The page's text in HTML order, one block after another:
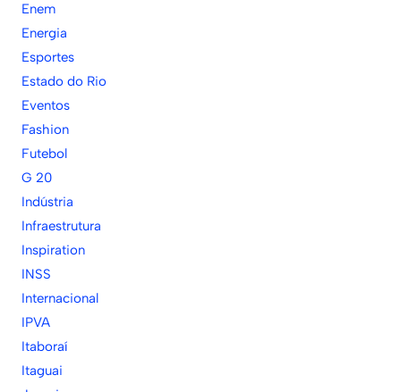
Enem
Energia
Esportes
Estado do Rio
Eventos
Fashion
Futebol
G 20
Indústria
Infraestrutura
Inspiration
INSS
Internacional
IPVA
Itaboraí
Itaguai